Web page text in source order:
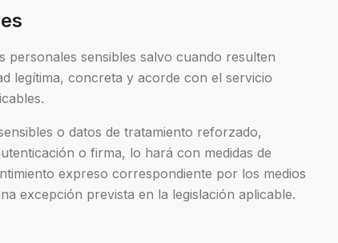
sensibles salvo cuando resulten
legítima, concreta y acorde con el servicio
o datos de tratamiento reforzado,
o firma, lo hará con medidas de
expreso correspondiente por los medios
excepción prevista en la legislación aplicable.